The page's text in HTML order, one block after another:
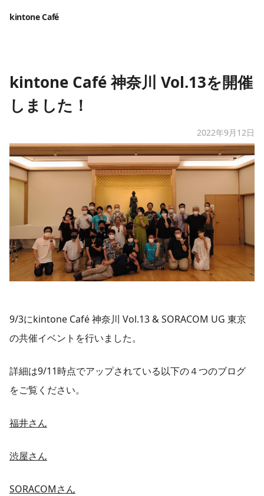
kintone Café
kintone Café 神奈川 Vol.13を開催
しました！
2022年9月12日
9/3にkintone Café 神奈川 Vol.13 & SORACOM UG 東京
の共催イベントを行いました。
詳細は9/11時点でアップされている以下の４つのブログ
をご覧ください。
福井さん
渋屋さん
SORACOMさん